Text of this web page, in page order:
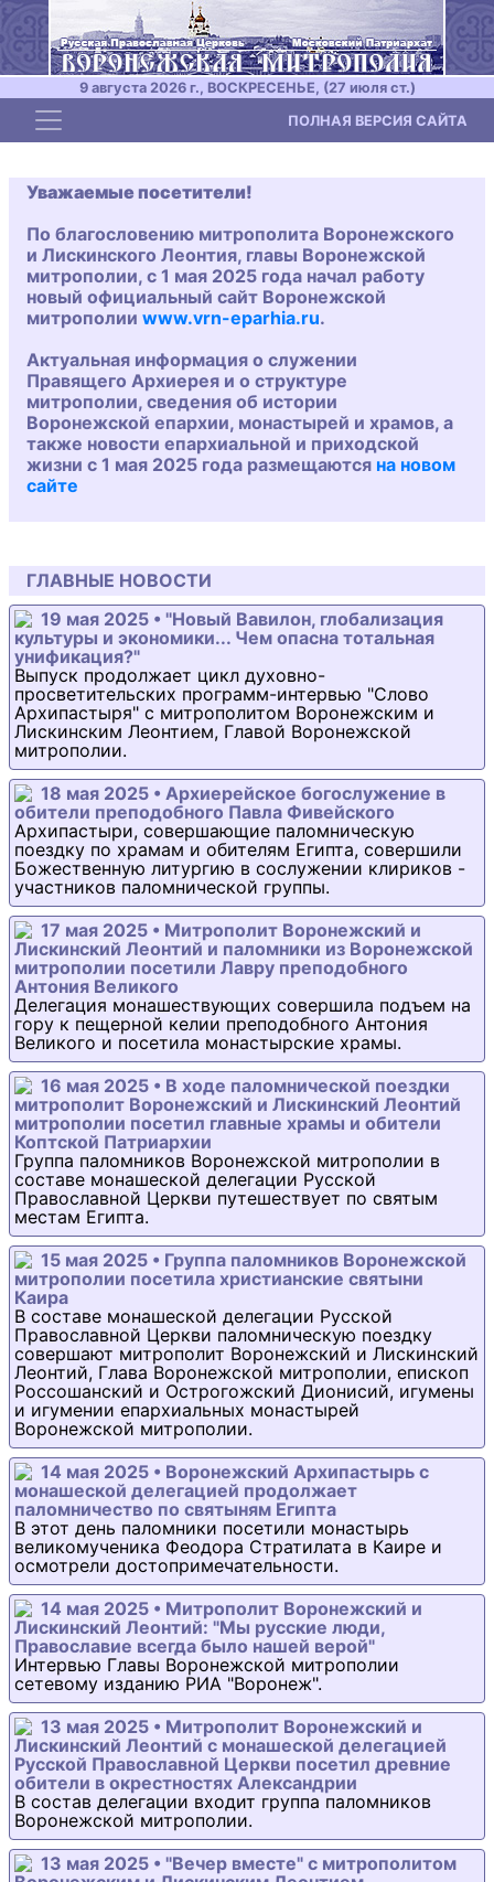
9 августа 2026 г., ВОСКРЕСЕНЬЕ, (27 июля ст.)
Toggle navigation ПОЛНАЯ ВЕРСИЯ САЙТА
Уважаемые посетители!
По благословению митрополита Воронежского
и Лискинского Леонтия, главы Воронежской
митрополии, с 1 мая 2025 года начал работу
новый официальный сайт Воронежской
митрополии www.vrn-eparhia.ru.
Актуальная информация о служении
Правящего Архиерея и о структуре
митрополии, сведения об истории
Воронежской епархии, монастырей и храмов, а
также новости епархиальной и приходской
жизни с 1 мая 2025 года размещаются на новом
сайте
ГЛАВНЫЕ НОВОСТИ
19 мая 2025 • "Новый Вавилон, глобализация
культуры и экономики... Чем опасна тотальная
унификация?"
Выпуск продолжает цикл духовно-
просветительских программ-интервью "Слово
Архипастыря" с митрополитом Воронежским и
Лискинским Леонтием, Главой Воронежской
митрополии.
18 мая 2025 • Архиерейское богослужение в
обители преподобного Павла Фивейского
Архипастыри, совершающие паломническую
поездку по храмам и обителям Египта, совершили
Божественную литургию в сослужении клириков -
участников паломнической группы.
17 мая 2025 • Митрополит Воронежский и
Лискинский Леонтий и паломники из Воронежской
митрополии посетили Лавру преподобного
Антония Великого
Делегация монашествующих совершила подъем на
гору к пещерной келии преподобного Антония
Великого и посетила монастырские храмы.
16 мая 2025 • В ходе паломнической поездки
митрополит Воронежский и Лискинский Леонтий
митрополии посетил главные храмы и обители
Коптской Патриархии
Группа паломников Воронежской митрополии в
составе монашеской делегации Русской
Православной Церкви путешествует по святым
местам Египта.
15 мая 2025 • Группа паломников Воронежской
митрополии посетила христианские святыни
Каира
В составе монашеской делегации Русской
Православной Церкви паломническую поездку
совершают митрополит Воронежский и Лискинский
Леонтий, Глава Воронежской митрополии, епископ
Россошанский и Острогожский Дионисий, игумены
и игумении епархиальных монастырей
Воронежской митрополии.
14 мая 2025 • Воронежский Архипастырь с
монашеской делегацией продолжает
паломничество по святыням Египта
В этот день паломники посетили монастырь
великомученика Феодора Стратилата в Каире и
осмотрели достопримечательности.
14 мая 2025 • Митрополит Воронежский и
Лискинский Леонтий: "Мы русские люди,
Православие всегда было нашей верой"
Интервью Главы Воронежской митрополии
сетевому изданию РИА "Воронеж".
13 мая 2025 • Митрополит Воронежский и
Лискинский Леонтий с монашеской делегацией
Русской Православной Церкви посетил древние
обители в окрестностях Александрии
В состав делегации входит группа паломников
Воронежской митрополии.
13 мая 2025 • "Вечер вместе" с митрополитом